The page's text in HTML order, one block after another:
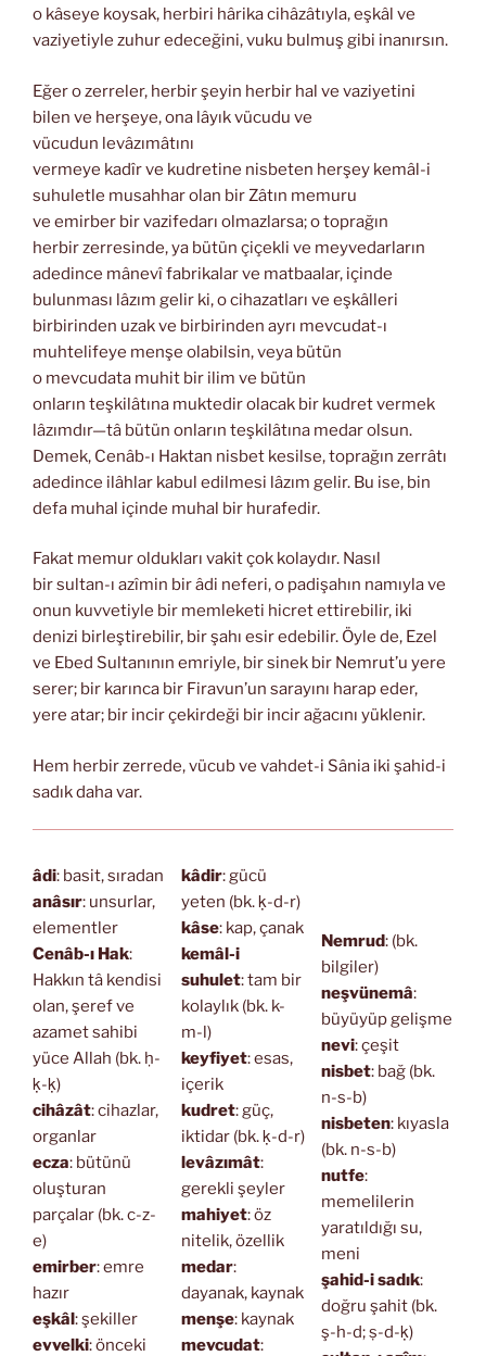
o kâseye koysak, herbiri hârika cihâzâtıyla, eşkâl ve
vaziyetiyle zuhur edeceğini, vuku bulmuş gibi inanırsın.
Eğer o zerreler, herbir şeyin herbir hal ve vaziyetini
bilen ve herşeye, ona lâyık vücudu ve
vücudun levâzımâtını
vermeye kadîr ve kudretine nisbeten herşey kemâl-i
suhuletle musahhar olan bir Zâtın memuru
ve emirber bir vazifedarı olmazlarsa; o toprağın
herbir zerresinde, ya bütün çiçekli ve meyvedarların
adedince mânevî fabrikalar ve matbaalar, içinde
bulunması lâzım gelir ki, o cihazatları ve eşkâlleri
birbirinden uzak ve birbirinden ayrı mevcudat-ı
muhtelifeye menşe olabilsin, veya bütün
o mevcudata muhit bir ilim ve bütün
onların teşkilâtına muktedir olacak bir kudret vermek
lâzımdır—tâ bütün onların teşkilâtına medar olsun.
Demek, Cenâb-ı Haktan nisbet kesilse, toprağın zerrâtı
adedince ilâhlar kabul edilmesi lâzım gelir. Bu ise, bin
defa muhal içinde muhal bir hurafedir.
Fakat memur oldukları vakit çok kolaydır. Nasıl
bir sultan-ı azîmin bir âdi neferi, o padişahın namıyla ve
onun kuvvetiyle bir memleketi hicret ettirebilir, iki
denizi birleştirebilir, bir şahı esir edebilir. Öyle de, Ezel
ve Ebed Sultanının emriyle, bir sinek bir Nemrut’u yere
serer; bir karınca bir Firavun’un sarayını harap eder,
yere atar; bir incir çekirdeği bir incir ağacını yüklenir.
Hem herbir zerrede, vücub ve vahdet-i Sânia iki şahid-i
sadık daha var.
âdi: basit, sıradan
anâsır: unsurlar,
elementler
Cenâb-ı Hak:
Hakkın tâ kendisi
olan, şeref ve
azamet sahibi
yüce Allah (bk. ḥ-
ḳ-ḳ)
cihâzât: cihazlar,
organlar
ecza: bütünü
oluşturan
parçalar (bk. c-z-
e)
emirber: emre
hazır
eşkâl: şekiller
evvelki: önceki
kâdir: gücü
yeten (bk. ḳ-d-r)
kâse: kap, çanak
kemâl-i
suhulet: tam bir
kolaylık (bk. k-
m-l)
keyfiyet: esas,
içerik
kudret: güç,
iktidar (bk. ḳ-d-r)
levâzımât:
gerekli şeyler
mahiyet: öz
nitelik, özellik
medar:
dayanak, kaynak
menşe: kaynak
mevcudat:
Nemrud: (bk.
bilgiler)
neşvünemâ:
büyüyüp gelişme
nevi: çeşit
nisbet: bağ (bk.
n-s-b)
nisbeten: kıyasla
(bk. n-s-b)
nutfe:
memelilerin
yaratıldığı su,
meni
şahid-i sadık:
doğru şahit (bk.
ş-h-d; ṣ-d-ḳ)